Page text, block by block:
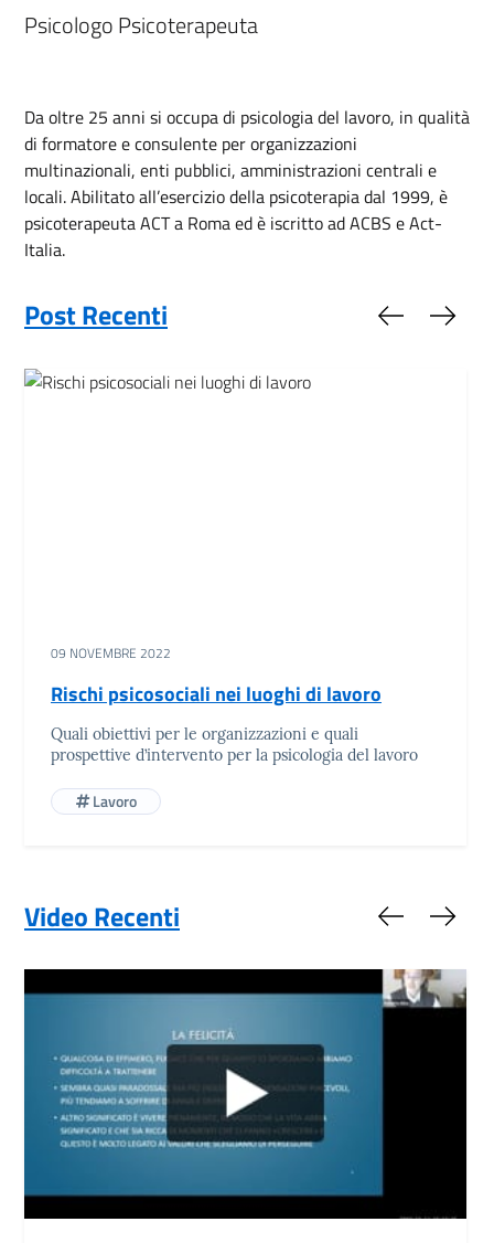
Psicologo Psicoterapeuta
Da oltre 25 anni si occupa di psicologia del lavoro, in qualità
di formatore e consulente per organizzazioni
multinazionali, enti pubblici, amministrazioni centrali e
locali. Abilitato all’esercizio della psicoterapia dal 1999, è
psicoterapeuta ACT a Roma ed è iscritto ad ACBS e Act-
Italia.
Post Recenti Slide
09 NOVEMBRE 2022
Rischi psicosociali nei luoghi di lavoro
Quali obiettivi per le organizzazioni e quali
prospettive d’intervento per la psicologia del lavoro
Lavoro
Video Recenti Slide